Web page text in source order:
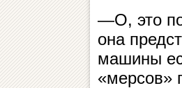
—О, это
она
машины
«мерсов»